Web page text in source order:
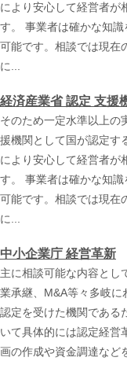
により安心して経営者が
す。 事業者は確かな知
可能です。相談では現在
に...
経済産業省 認定 支援
そのため一定水準以上の
援機関として国が認定す
により安心して経営者が
す。 事業者は確かな知
可能です。相談では現在
に...
中小企業庁 経営革新
主に相談可能な内容とし
業承継、M&A等々多岐に
認定を受けた機関である
いて具体的には認定経営
画の作成や資金調達など